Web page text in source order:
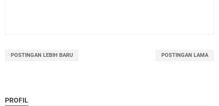
POSTINGAN LEBIH BARU POSTINGAN LAMA
PROFIL